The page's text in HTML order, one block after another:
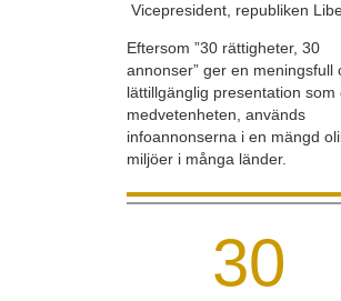
Vicepresident, republiken
Eftersom ”30 rättigheter, 30
annonser” ger en meningsfull
lättillgänglig presentation som
medvetenheten, används
infoannonserna i en mängd
miljöer i många länder.
30